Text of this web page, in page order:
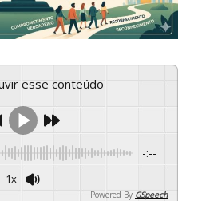
esse conteúdo
-:--
1x
Powered By GSpeech